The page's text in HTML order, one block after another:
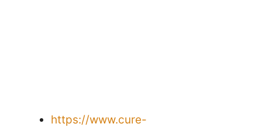
https://www.cure-